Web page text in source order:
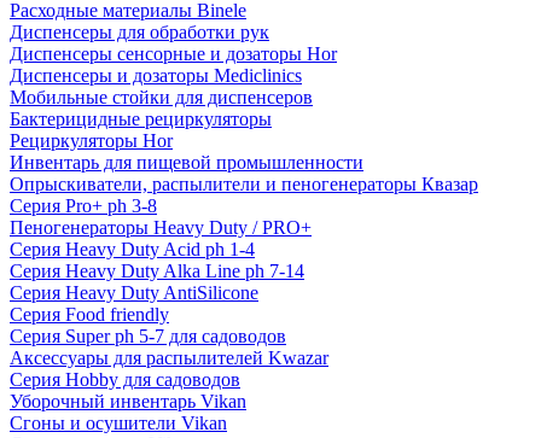
Расходные материалы Binele
Диспенсеры для обработки рук
Диспенсеры сенсорные и дозаторы Hor
Диспенсеры и дозаторы Mediclinics
Мобильные стойки для диспенсеров
Бактерицидные рециркуляторы
Рециркуляторы Hor
Инвентарь для пищевой промышленности
Опрыскиватели, распылители и пеногенераторы Квазар
Серия Pro+ ph 3-8
Пеногенераторы Heavy Duty / PRO+
Серия Heavy Duty Acid ph 1-4
Серия Heavy Duty Alka Line ph 7-14
Серия Heavy Duty AntiSilicone
Серия Food friendly
Серия Super ph 5-7 для садоводов
Аксессуары для распылителей Kwazar
Серия Hobby для садоводов
Уборочный инвентарь Vikan
Сгоны и осушители Vikan